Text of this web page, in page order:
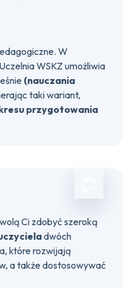
W
WSKZ umożliwia
(nauczania
taki wariant,
przygotowania
Ci zdobyć szeroką
dwóch
które rozwijają
a także dostosowywać